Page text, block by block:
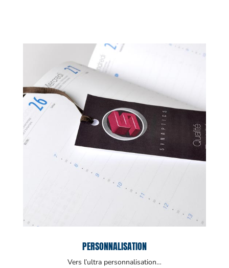
PERSONNALISATION
Vers l’ultra personnalisation…